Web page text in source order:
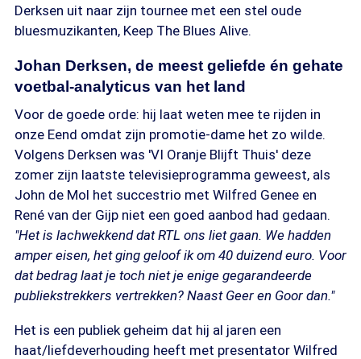
Derksen uit naar zijn tournee met een stel oude
bluesmuzikanten, Keep The Blues Alive.
Johan Derksen, de meest geliefde én gehate
voetbal-analyticus van het land
Voor de goede orde: hij laat weten mee te rijden in
onze Eend omdat zijn promotie-dame het zo wilde.
Volgens Derksen was 'VI Oranje Blijft Thuis' deze
zomer zijn laatste televisieprogramma geweest, als
John de Mol het succestrio met Wilfred Genee en
René van der Gijp niet een goed aanbod had gedaan.
"Het is lachwekkend dat RTL ons liet gaan. We hadden
amper eisen, het ging geloof ik om 40 duizend euro. Voor
dat bedrag laat je toch niet je enige gegarandeerde
publiekstrekkers vertrekken? Naast Geer en Goor dan."
Het is een publiek geheim dat hij al jaren een
haat/liefdeverhouding heeft met presentator Wilfred